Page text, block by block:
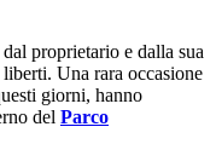
proprietario e dalla sua
Una rara occasione
giorni, hanno
del Parco